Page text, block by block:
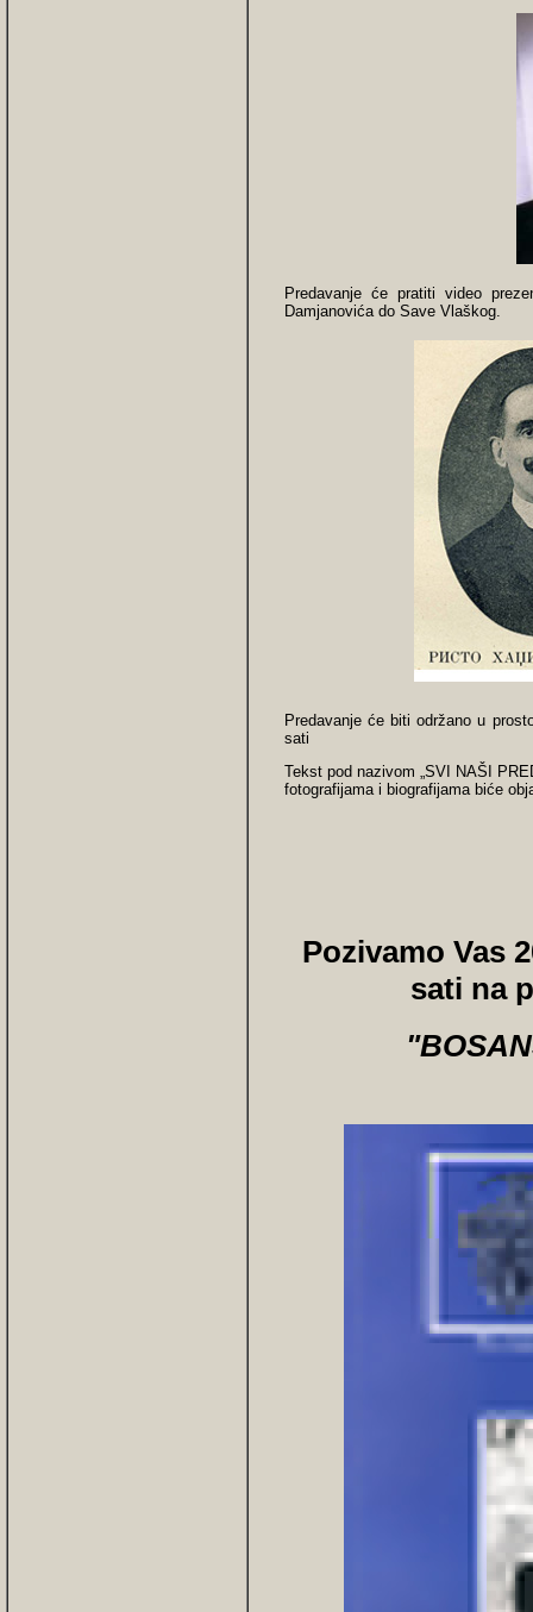
Predavanje će pratiti video
Damjanovića do Save Vlaškog.
Predavanje će biti održano u
sati
Tekst pod nazivom „SVI NAŠI
fotografijama i biografijama biće
Pozivamo Vas
sati na